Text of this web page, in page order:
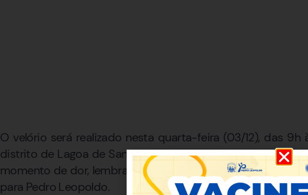
O velório será realizado nesta quarta-feira (03/12), das 9h
distrito de Lagoa de Santo Antônio. A comunidade se
momento de dor, lembrando com respeito e carinho da
para Pedro Leopoldo.